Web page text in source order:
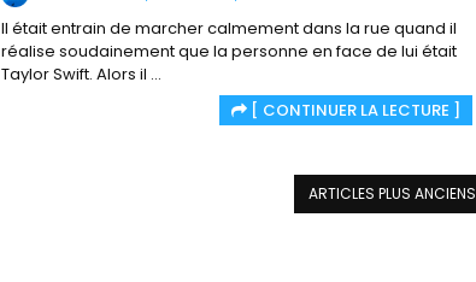
Il était entrain de marcher calmement dans la rue quand il
réalise soudainement que la personne en face de lui était
Taylor Swift. Alors il ...
[ CONTINUER LA LECTURE ]
ARTICLES PLUS ANCIENS